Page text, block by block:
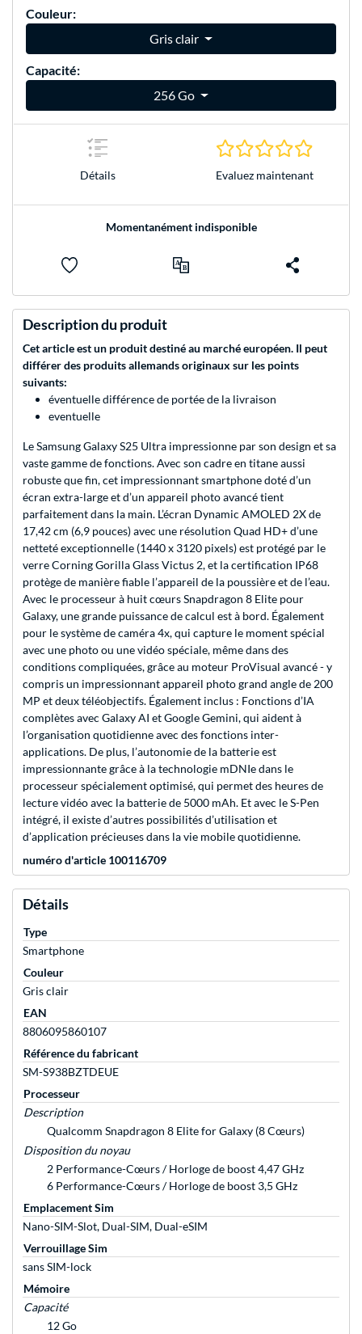
Couleur:
Gris clair
Capacité:
256 Go
Détails Evaluez maintenant
Momentanément indisponible
Description du produit
Cet article est un produit destiné au marché européen. Il peut
différer des produits allemands originaux sur les points
suivants:
éventuelle différence de portée de la livraison
eventuelle
Le Samsung Galaxy S25 Ultra impressionne par son design et sa
vaste gamme de fonctions. Avec son cadre en titane aussi
robuste que fin, cet impressionnant smartphone doté d’un
écran extra-large et d’un appareil photo avancé tient
parfaitement dans la main. L’écran Dynamic AMOLED 2X de
17,42 cm (6,9 pouces) avec une résolution Quad HD+ d’une
netteté exceptionnelle (1440 x 3120 pixels) est protégé par le
verre Corning Gorilla Glass Victus 2, et la certification IP68
protège de manière fiable l’appareil de la poussière et de l’eau.
Avec le processeur à huit cœurs Snapdragon 8 Elite pour
Galaxy, une grande puissance de calcul est à bord. Également
pour le système de caméra 4x, qui capture le moment spécial
avec une photo ou une vidéo spéciale, même dans des
conditions compliquées, grâce au moteur ProVisual avancé - y
compris un impressionnant appareil photo grand angle de 200
MP et deux téléobjectifs. Également inclus : Fonctions d’IA
complètes avec Galaxy AI et Google Gemini, qui aident à
l’organisation quotidienne avec des fonctions inter-
applications. De plus, l’autonomie de la batterie est
impressionnante grâce à la technologie mDNIe dans le
processeur spécialement optimisé, qui permet des heures de
lecture vidéo avec la batterie de 5000 mAh. Et avec le S-Pen
intégré, il existe d’autres possibilités d’utilisation et
d’application précieuses dans la vie mobile quotidienne.
numéro d'article 100116709
Détails
Type
Smartphone
Couleur
Gris clair
EAN
8806095860107
Référence du fabricant
SM-S938BZTDEUE
Processeur
Description
Qualcomm Snapdragon 8 Elite for Galaxy (8 Cœurs)
Disposition du noyau
2 Performance-Cœurs / Horloge de boost 4,47 GHz
6 Performance-Cœurs / Horloge de boost 3,5 GHz
Emplacement Sim
Nano-SIM-Slot, Dual-SIM, Dual-eSIM
Verrouillage Sim
sans SIM-lock
Mémoire
Capacité
12 Go